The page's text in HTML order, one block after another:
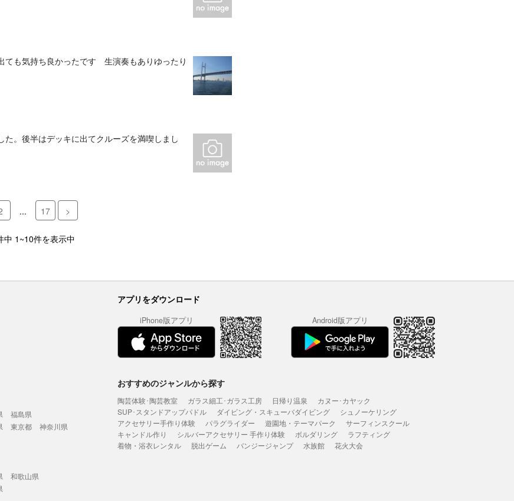
も気持ち良かったです 生演奏もありゆったり
。後半はデッキに出てクルーズを満喫しまし
... 17 >
中 1~10件を表示中
アプリをダウンロード
iPhone版アプリ Android版アプリ
福島県
東京都
神奈川県
和歌山県
おすすめのジャンルから探す
陶芸体験･陶芸教室 ガラス細工･ガラス工房 日帰り温泉
カヌー･カヤック
SUP･スタンドアップパドル
ダイビング・スキューバダイビング
シュノーケリング
アクセサリー手作り体験
パラグライダー 遊園地・テーマパーク
サーフィンスクール
キャンドル作り
シルバーアクセサリー 手作り体験 ボルダリング
ラフティング
着物・浴衣レンタル
脱出ゲーム バンジージャンプ 水族館 花火大会